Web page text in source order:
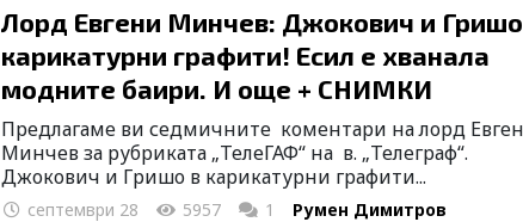
Лорд Евгени Минчев: Джокович и
карикатурни графити! Есил е хванала
модните баири. И още + СНИМКИ
Предлагаме ви седмичните коментари на лорд
Минчев за рубриката „ТелеГАФ“ на в. „Телеграф“.
Джокович и Гришо в карикатурни графити...
септември 28 5957 1 Румен Димитров